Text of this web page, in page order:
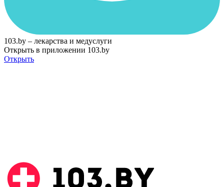
103.by – лекарства и медуслуги
Открыть в приложении 103.by
Открыть